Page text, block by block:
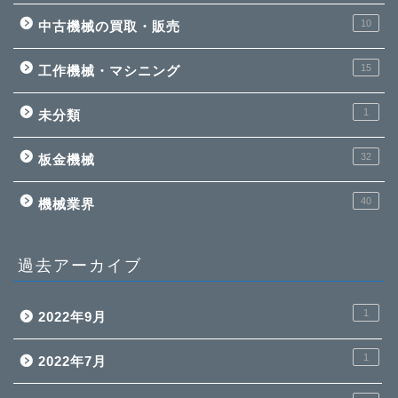
中古機械の買取・販売 10
工作機械・マシニング 15
未分類 1
板金機械 32
機械業界 40
過去アーカイブ
2022年9月 1
2022年7月 1